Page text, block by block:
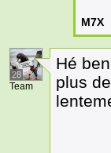
M7X
28
Team
Hé
plus